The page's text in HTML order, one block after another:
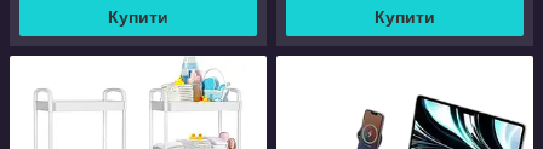
Купити Купити